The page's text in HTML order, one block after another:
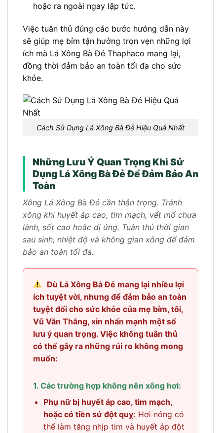
hoặc ra ngoài ngay lập tức.
Việc tuân thủ đúng các bước hướng dẫn này
sẽ giúp mẹ bỉm tận hưởng trọn vẹn những lợi
ích mà Lá Xông Bà Đẻ Thaphaco mang lại,
đồng thời đảm bảo an toàn tối đa cho sức
khỏe.
Cách Sử Dụng Lá Xông Bà Đẻ Hiệu Quả Nhất
Những Lưu Ý Quan Trọng Khi Sử
Dụng Lá Xông Bà Đẻ Để Đảm Bảo An
Toàn
Xông Lá Xông Bà Đẻ cần thận trọng. Tránh
xông khi huyết áp cao, tim mạch, vết mổ chưa
lành, sốt cao hoặc dị ứng. Tuân thủ thời gian
sau sinh, nhiệt độ và không gian xông để đảm
bảo an toàn tối đa.
Dù Lá Xông Bà Đẻ mang lại nhiều lợi
ích tuyệt vời, nhưng để đảm bảo an toàn
tuyệt đối cho sức khỏe của mẹ bỉm, tôi,
Vũ Văn Thắng, xin nhấn mạnh một số
lưu ý quan trọng. Việc không tuân thủ
có thể gây ra những rủi ro không mong
muốn:
1. Các trường hợp không nên xông hơi:
Phụ nữ bị huyết áp cao, tim mạch,
hoặc có tiền sử đột quỵ: Hơi nóng có
thể làm tăng nhịp tim và huyết áp đột